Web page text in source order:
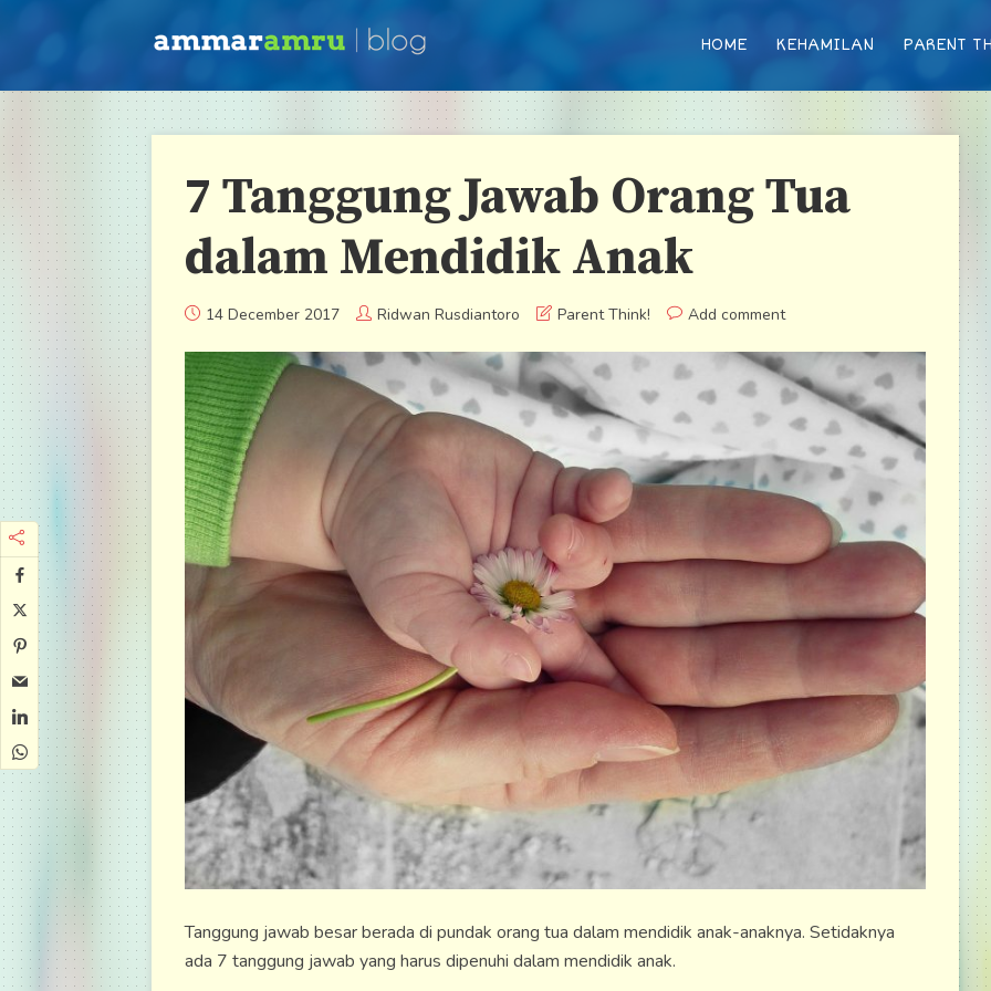
HOME KEHAMILAN PARENT
7 Tanggung Jawab Orang Tua
dalam Mendidik Anak
14 December 2017 Ridwan Rusdiantoro Parent Think! Add comment
Tanggung jawab besar berada di pundak orang tua dalam mendidik anak-anaknya. Setidaknya
ada 7 tanggung jawab yang harus dipenuhi dalam mendidik anak.